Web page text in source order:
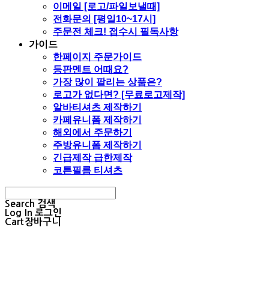
이메일 [로고/파일보낼때]
전화문의 [평일10~17시]
주문전 체크! 접수시 필독사항
가이드
한페이지 주문가이드
등판멘트 어때요?
가장 많이 팔리는 상품은?
로고가 없다면? [무료로고제작]
알바티셔츠 제작하기
카페유니폼 제작하기
해외에서 주문하기
주방유니폼 제작하기
긴급제작 급한제작
코튼필름 티셔츠
Search 검색
Log In 로그인
Cart장바구니